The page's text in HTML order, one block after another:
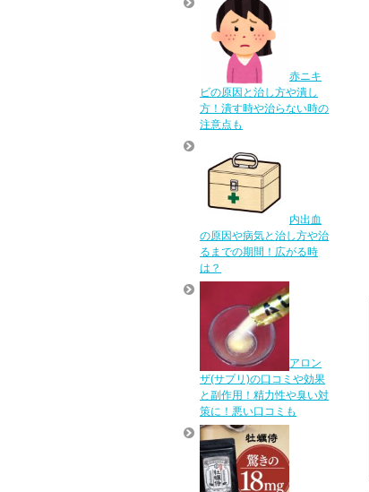
赤ニキ
ビの原因と治し方や潰し
方！潰す時や治らない時の
注意点も
内出血
の原因や病気と治し方や治
るまでの期間！広がる時
は？
アロン
ザ(サプリ)の口コミや効果
と副作用！精力性や臭い対
策に！悪い口コミも